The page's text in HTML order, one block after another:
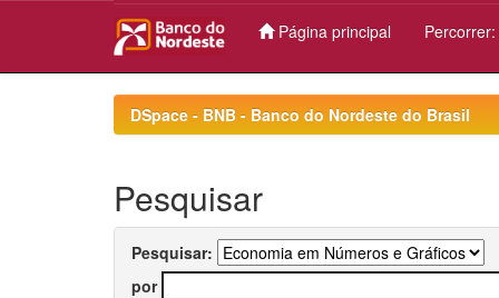
Página principal Percorrer:
DSpace - BNB - Banco do Nordeste do Brasil
Pesquisar
Pesquisar:
por